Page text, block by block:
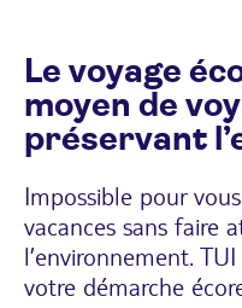
Le voyage
moyen de
préservant
Impossible pour
vacances sans faire
l’environnement.
votre démarche